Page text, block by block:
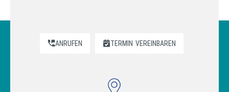
ANRUFEN TERMIN VEREINBAREN